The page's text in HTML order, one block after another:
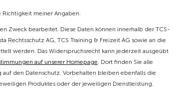
Richtigkeit meiner Angaben.
Zweck bearbeitet. Diese Daten können innerhalb der TCS-
Rechtsschutz AG, TCS Training & Freizeit AG sowie an die
werden. Das Widerspruchsrecht kann jederzeit ausgeübt
auf unserer Homepage. Dort finden Sie alle
den Datenschutz. Vorbehalten bleiben ebenfalls die
Produktes oder der jeweiligen Dienstleistung.